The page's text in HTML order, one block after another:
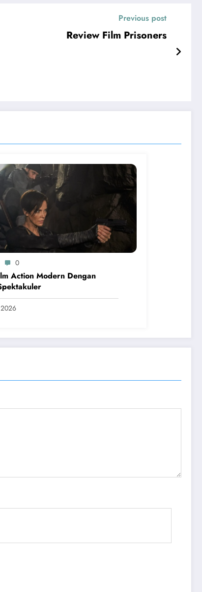
Previous post
Review Film Prisoners
0
Action Modern Dengan